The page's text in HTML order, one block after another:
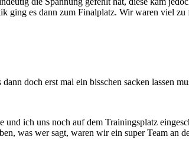
ging es dann zum Finalplatz. Wir waren viel zu
doch erst mal ein bisschen sacken lassen
ich uns noch auf dem Trainingsplatz
was wer sagt, waren wir ein super Team an